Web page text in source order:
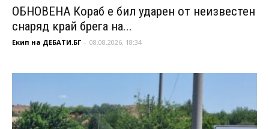
ОБНОВЕНА Кораб е бил ударен от неизвестен
снаряд край брега на...
Екип на ДЕБАТИ.БГ - 08.08.2026, 18:34